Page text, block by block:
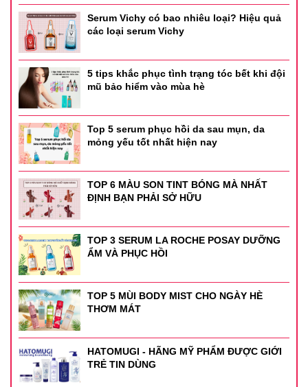
Serum Vichy có bao nhiêu loại? Hiệu quả
các loại serum Vichy
5 tips khắc phục tình trạng tóc bết khi đội
mũ bảo hiểm vào mùa hè
Top 5 serum phục hồi da sau mụn, da
mỏng yếu tốt nhất hiện nay
TOP 6 MÀU SON TINT BÓNG MÀ NHẤT
ĐỊNH BẠN PHẢI SỞ HỮU
TOP 3 SERUM LA ROCHE POSAY DƯỠNG
ẨM VÀ PHỤC HỒI
TOP 5 MÙI BODY MIST CHO NGÀY HÈ
THƠM MÁT
HATOMUGI - HÃNG MỸ PHẨM ĐƯỢC GIỚI
TRẺ TIN DÙNG